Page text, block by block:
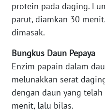
protein pada daging.
parut, diamkan 30
dimasak.
Bungkus Daun Pepaya
Enzim papain dalam
melunakkan serat
dengan daun yang
menit, lalu bilas.
REDAKSI
DISCLAIMER
Wahana
News